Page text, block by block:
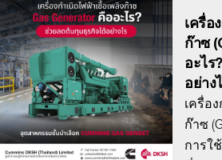
เครื่อ
ก๊าซ
อะไร
อย่าง
เครื่อ
ก๊าซ
การใ